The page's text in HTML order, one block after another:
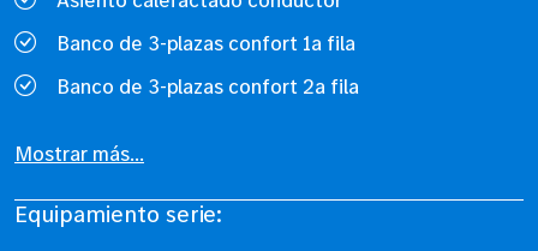
Equipamiento serie:
Banco de 3-plazas confort 1a fila
Banco de 3-plazas confort 2a fila
Mostrar más...